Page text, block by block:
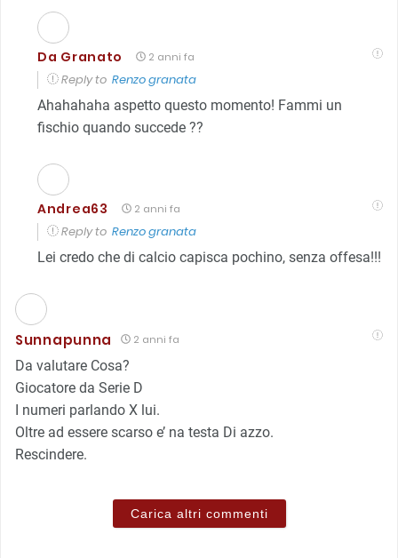
Da Granato 2 anni fa
Reply to Renzo granata
Ahahahaha aspetto questo momento! Fammi un
fischio quando succede ??
Andrea63 2 anni fa
Reply to Renzo granata
Lei credo che di calcio capisca pochino, senza offesa!!!
Sunnapunna 2 anni fa
Da valutare Cosa?
Giocatore da Serie D
I numeri parlando X lui.
Oltre ad essere scarso e’ na testa Di azzo.
Rescindere.
Carica altri commenti